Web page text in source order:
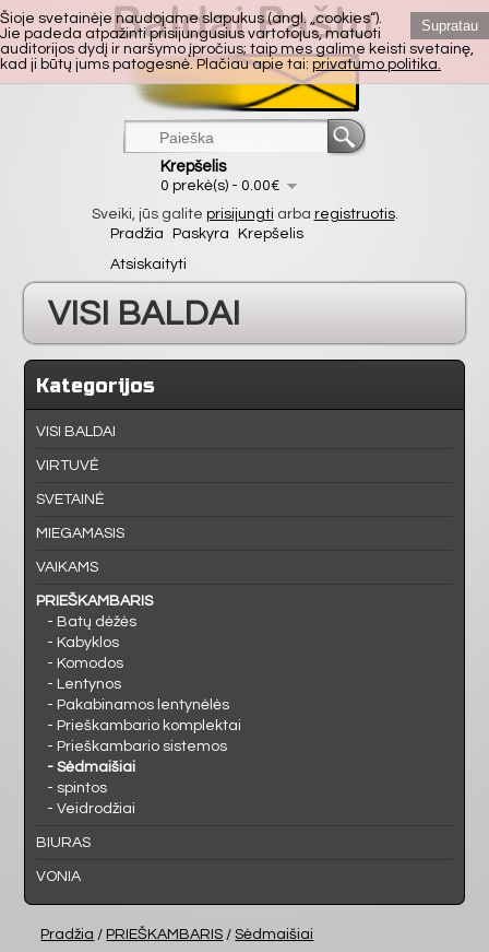
Krepšelis
0 prekė(s) - 0.00€
Sveiki, jūs galite prisijungti arba registruotis.
Pradžia
Paskyra
Krepšelis
Atsiskaityti
VISI BALDAI
VIRTUVĖ
SVETAINĖ
MIEGAMASIS
VAIKAMS
PRIEŠKAMBARIS
BIURAS
VONIA
Kategorijos
VISI BALDAI
VIRTUVĖ
SVETAINĖ
MIEGAMASIS
VAIKAMS
PRIEŠKAMBARIS
- Batų dėžės
- Kabyklos
- Komodos
- Lentynos
- Pakabinamos lentynėlės
- Prieškambario komplektai
- Prieškambario sistemos
- Sėdmaišiai
- spintos
- Veidrodžiai
BIURAS
VONIA
Pradžia / PRIEŠKAMBARIS /Sėdmaišiai
Supratau
Šioje svetainėje naudojame slapukus (angl. „cookies“).
Jie padeda atpažinti prisijungusius vartotojus, matuoti
auditorijos dydį ir naršymo įpročius; taip mes galime keisti svetainę,
kad ji būtų jums patogesnė. Plačiau apie tai: privatumo politika.